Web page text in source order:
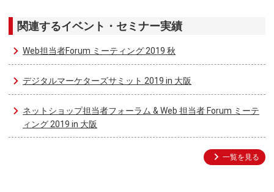
関連するイベント・セミナー実績
Web担当者Forum ミーティング 2019 秋
デジタルマーケターズサミット 2019 in 大阪
ネットショップ担当者フォーラム & Web 担当者 Forum ミーテ
ィング 2019 in 大阪
一覧を見る